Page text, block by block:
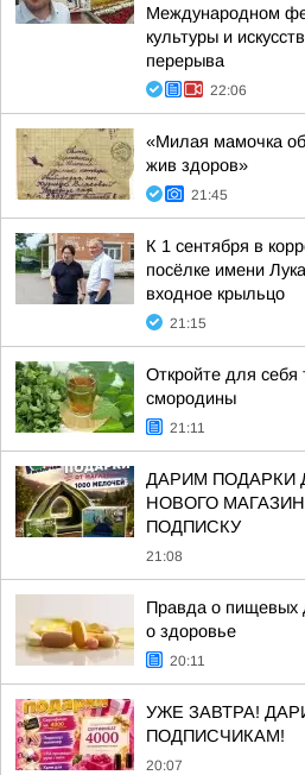
Международном
культуры и
перерыва
22:06
«Милая мамочка
жив здоров»
21:45
К 1 сентября в
посёлке имени
входное крыльцо
21:15
Откройте для себя
смородины
21:11
ДАРИМ ПОДАРКИ
НОВОГО
ПОДПИСКУ
21:08
Правда о пищевых
о здоровье
20:11
УЖЕ ЗАВТРА!
ПОДПИСЧИКАМ!
20:07